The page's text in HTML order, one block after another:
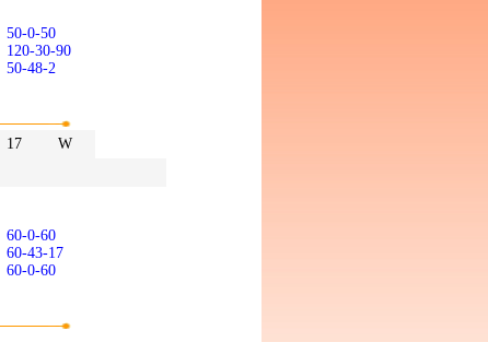
50-0-50
120-30-90
50-48-2
17
W
60-0-60
60-43-17
60-0-60